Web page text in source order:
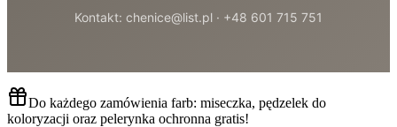
Kontakt: chenice@list.pl · +48 601 715 751
Do każdego zamówienia farb: miseczka, pędzelek do
koloryzacji oraz pelerynka ochronna gratis!